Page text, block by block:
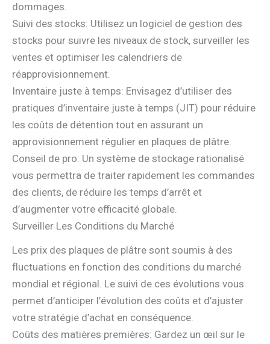
dommages.
Suivi des stocks: Utilisez un logiciel de gestion des
stocks pour suivre les niveaux de stock, surveiller les
ventes et optimiser les calendriers de
réapprovisionnement.
Inventaire juste à temps: Envisagez d’utiliser des
pratiques d’inventaire juste à temps (JIT) pour réduire
les coûts de détention tout en assurant un
approvisionnement régulier en plaques de plâtre.
Conseil de pro: Un système de stockage rationalisé
vous permettra de traiter rapidement les commandes
des clients, de réduire les temps d’arrêt et
d’augmenter votre efficacité globale.
Surveiller Les Conditions du Marché
Les prix des plaques de plâtre sont soumis à des
fluctuations en fonction des conditions du marché
mondial et régional. Le suivi de ces évolutions vous
permet d’anticiper l’évolution des coûts et d’ajuster
votre stratégie d’achat en conséquence.
Coûts des matières premières: Gardez un œil sur le